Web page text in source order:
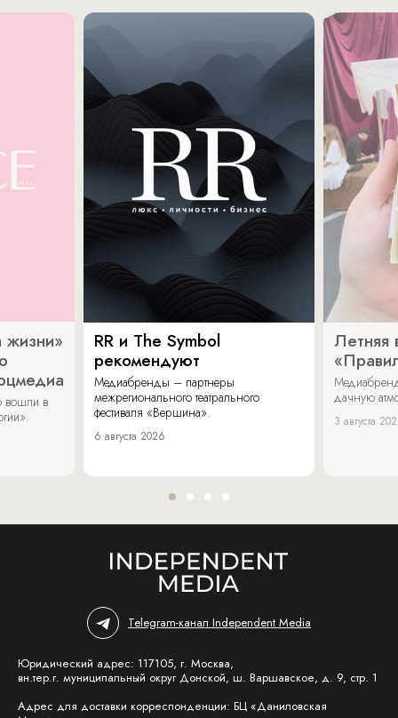
жизни»
вошли в
RR и The Symbol
рекомендуют
Медиабренды – партнеры
межрегионального театрального
фестиваля «Вершина».
6 августа 2026
Летняя
дачную
3 августа
Telegram-канал Independent Media
Юридический адрес: 117105, г. Москва,
вн.тер.г. муниципальный округ Донской, ш. Варшавское, д. 9, стр. 1
Адрес для доставки корреспонденции: БЦ «Даниловская